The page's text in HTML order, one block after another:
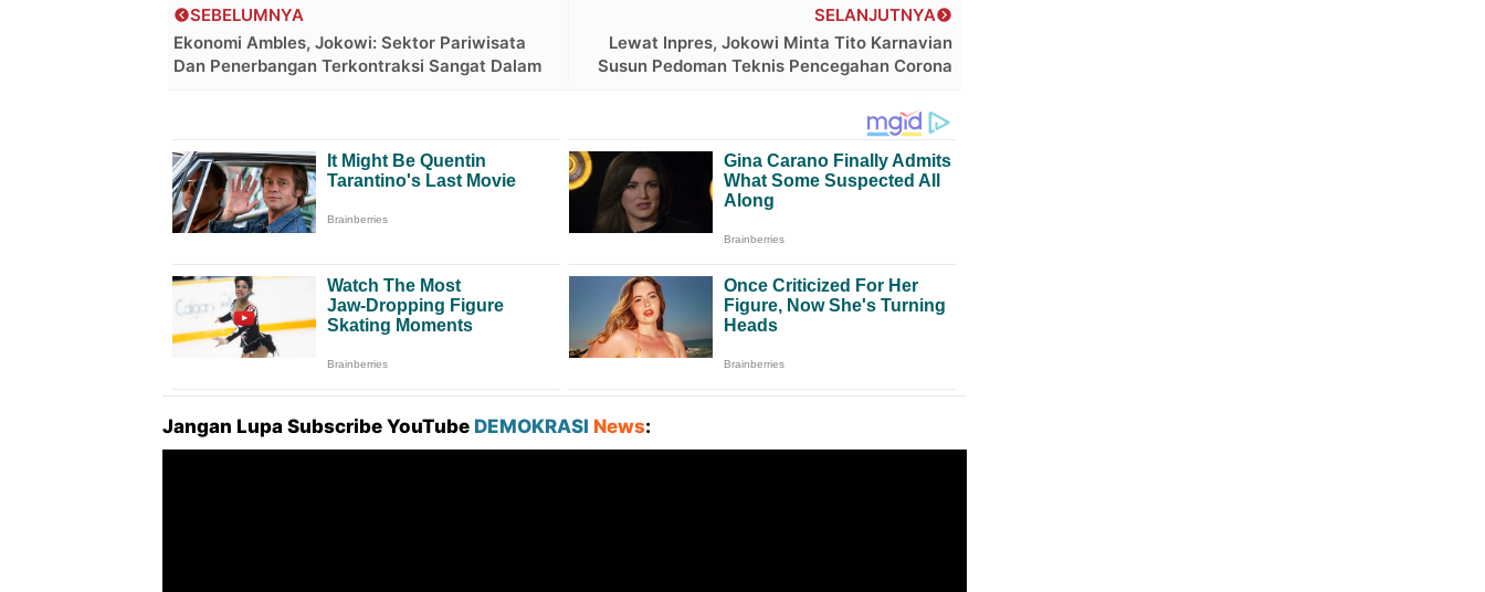
SELANJUTNYA
Lewat Inpres, Jokowi Minta Tito Karnavian
Susun Pedoman Teknis Pencegahan Corona
SEBELUMNYA
Ekonomi Ambles, Jokowi: Sektor Pariwisata
Dan Penerbangan Terkontraksi Sangat Dalam
Jangan Lupa Subscribe YouTube DEMOKRASI News: